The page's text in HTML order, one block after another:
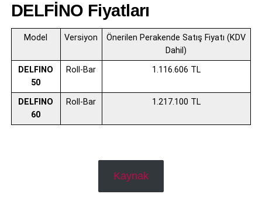
DELFİNO Fiyatları
Model Versiyon
Önerilen Perakende Satış Fiyatı (KDV
Dahil)
DELFINO
50
Roll-Bar 1.116.606 TL
DELFINO
60
Roll-Bar 1.217.100 TL
Kaynak